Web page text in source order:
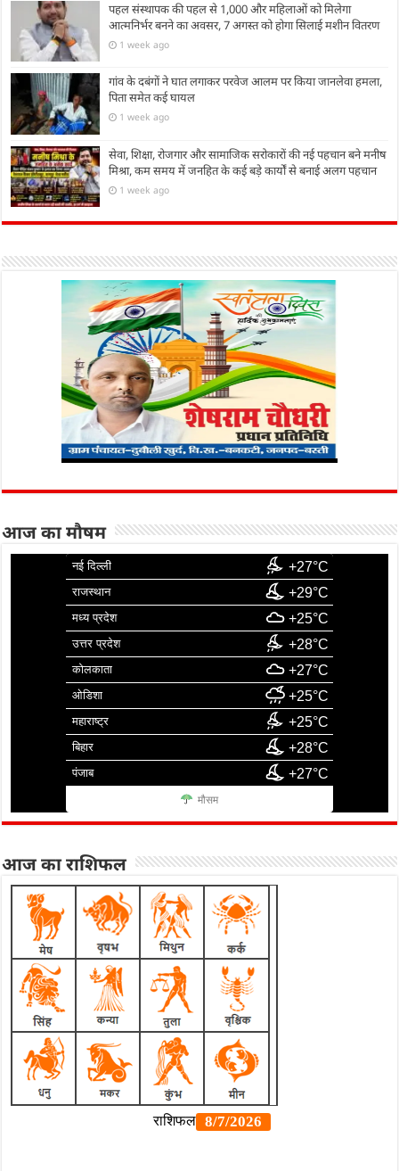
पहल संस्थापक की पहल से 1,000 और महिलाओं को मिलेगा
आत्मनिर्भर बनने का अवसर, 7 अगस्त को होगा सिलाई मशीन वितरण
1 week ago
गांव के दबंगों ने घात लगाकर परवेज आलम पर किया जानलेवा हमला,
पिता समेत कई घायल
1 week ago
सेवा, शिक्षा, रोजगार और सामाजिक सरोकारों की नई पहचान बने मनीष
मिश्रा, कम समय में जनहित के कई बड़े कार्यों से बनाई अलग पहचान
1 week ago
आज का मौषम
नई दिल्ली +27°C
राजस्थान +29°C
मध्य प्रदेश +25°C
उत्तर प्रदेश +28°C
कोलकाता +27°C
ओडिशा +25°C
महाराष्ट्र +25°C
बिहार +28°C
पंजाब +27°C
मौसम
आज का राशिफल